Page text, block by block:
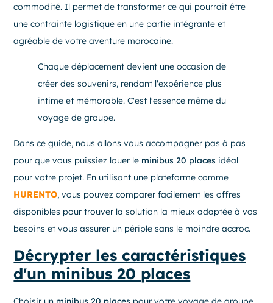
commodité. Il permet de transformer ce qui pourrait être
une contrainte logistique en une partie intégrante et
agréable de votre aventure marocaine.
Chaque déplacement devient une occasion de
créer des souvenirs, rendant l'expérience plus
intime et mémorable. C'est l'essence même du
voyage de groupe.
Dans ce guide, nous allons vous accompagner pas à pas
pour que vous puissiez louer le minibus 20 places idéal
pour votre projet. En utilisant une plateforme comme
HURENTO, vous pouvez comparer facilement les offres
disponibles pour trouver la solution la mieux adaptée à vos
besoins et vous assurer un périple sans le moindre accroc.
Décrypter les caractéristiques
d'un minibus 20 places